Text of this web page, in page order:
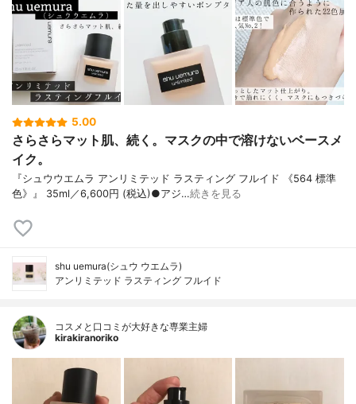
5.00
さらさらマット肌、続く。マスクの中で溶けないベースメ
イク。
『シュウウエムラ アンリミテッド ラスティング フルイド 《564 標準
色》』 35ml／6,600円 (税込)●アジ…続きを見る
shu uemura(シュウ ウエムラ)
アンリミテッド ラスティング フルイド
コスメと口コミが大好きな専業主婦
kirakiranoriko